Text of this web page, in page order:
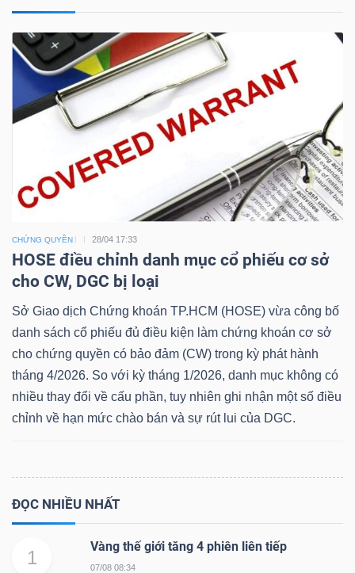
CHỨNG QUYỀN 28/04 17:33
HOSE điều chỉnh danh mục cổ phiếu cơ sở
cho CW, DGC bị loại
Sở Giao dịch Chứng khoán TP.HCM (HOSE) vừa công bố
danh sách cổ phiếu đủ điều kiện làm chứng khoán cơ sở
cho chứng quyền có bảo đảm (CW) trong kỳ phát hành
tháng 4/2026. So với kỳ tháng 1/2026, danh mục không có
nhiều thay đổi về cấu phần, tuy nhiên ghi nhận một số điều
chỉnh về hạn mức chào bán và sự rút lui của DGC.
ĐỌC NHIỀU NHẤT
1
Vàng thế giới tăng 4 phiên liên tiếp
07/08 08:34